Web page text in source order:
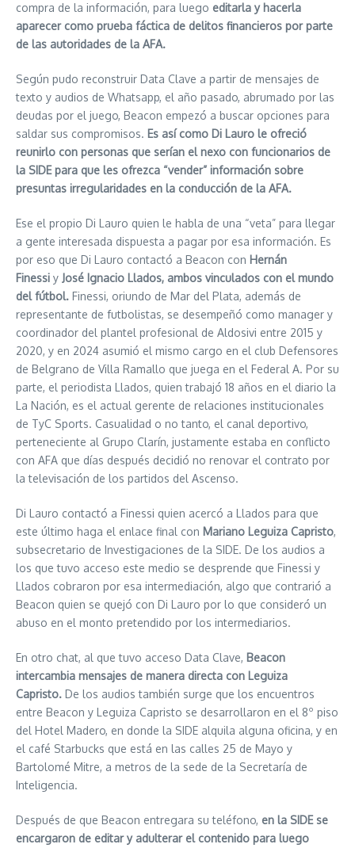
compra de la información, para luego editarla y hacerla
aparecer como prueba fáctica de delitos financieros por parte
de las autoridades de la AFA.
Según pudo reconstruir Data Clave a partir de mensajes de
texto y audios de Whatsapp, el año pasado, abrumado por las
deudas por el juego, Beacon empezó a buscar opciones para
saldar sus compromisos. Es así como Di Lauro le ofreció
reunirlo con personas que serían el nexo con funcionarios de
la SIDE para que les ofrezca “vender” información sobre
presuntas irregularidades en la conducción de la AFA.
Ese el propio Di Lauro quien le habla de una “veta” para llegar
a gente interesada dispuesta a pagar por esa información. Es
por eso que Di Lauro contactó a Beacon con Hernán
Finessi y José Ignacio Llados, ambos vinculados con el mundo
del fútbol. Finessi, oriundo de Mar del Plata, además de
representante de futbolistas, se desempeñó como manager y
coordinador del plantel profesional de Aldosivi entre 2015 y
2020, y en 2024 asumió el mismo cargo en el club Defensores
de Belgrano de Villa Ramallo que juega en el Federal A. Por su
parte, el periodista Llados, quien trabajó 18 años en el diario la
La Nación, es el actual gerente de relaciones institucionales
de TyC Sports. Casualidad o no tanto, el canal deportivo,
perteneciente al Grupo Clarín, justamente estaba en conflicto
con AFA que días después decidió no renovar el contrato por
la televisación de los partidos del Ascenso.
Di Lauro contactó a Finessi quien acercó a Llados para que
este último haga el enlace final con Mariano Leguiza Capristo,
subsecretario de Investigaciones de la SIDE. De los audios a
los que tuvo acceso este medio se desprende que Finessi y
Llados cobraron por esa intermediación, algo que contrarió a
Beacon quien se quejó con Di Lauro por lo que consideró un
abuso en el monto pretendido por los intermediarios.
En otro chat, al que tuvo acceso Data Clave, Beacon
intercambia mensajes de manera directa con Leguiza
Capristo. De los audios también surge que los encuentros
entre Beacon y Leguiza Capristo se desarrollaron en el 8º piso
del Hotel Madero, en donde la SIDE alquila alguna oficina, y en
el café Starbucks que está en las calles 25 de Mayo y
Bartolomé Mitre, a metros de la sede de la Secretaría de
Inteligencia.
Después de que Beacon entregara su teléfono, en la SIDE se
encargaron de editar y adulterar el contenido para luego